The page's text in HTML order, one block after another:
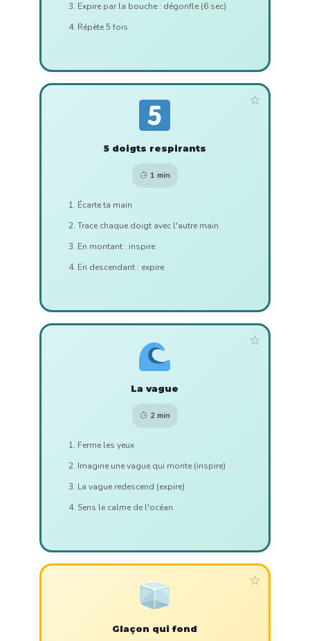
Expire par la bouche : dégonfle (6 sec)
Répète 5 fois
☆
5 doigts respirants
1 min
Écarte ta main
Trace chaque doigt avec l'autre main
En montant : inspire
En descendant : expire
☆
La vague
2 min
Ferme les yeux
Imagine une vague qui monte (inspire)
La vague redescend (expire)
Sens le calme de l'océan
☆
Glaçon qui fond